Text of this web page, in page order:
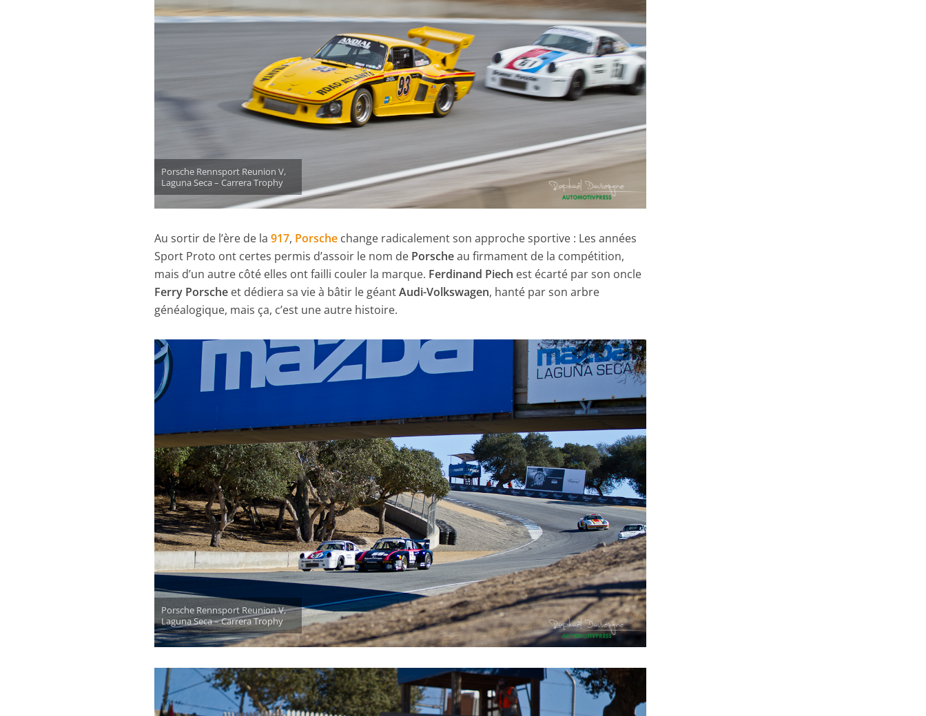
Porsche Rennsport Reunion V,
Laguna Seca – Carrera Trophy
Au sortir de l’ère de la917, Porsche change radicalement son approche sportive : Les années
Sport Proto ont certes permis d’assoir le nom de Porscheau firmament de la compétition,
mais d’un autre côté elles ont failli couler la marque. Ferdinand Piech est écarté par son oncle
Ferry Porsche et dédiera sa vie à bâtir le géantAudi-Volkswagen, hanté par son arbre
généalogique, mais ça, c’est une autre histoire.
Porsche Rennsport Reunion V,
Laguna Seca – Carrera Trophy